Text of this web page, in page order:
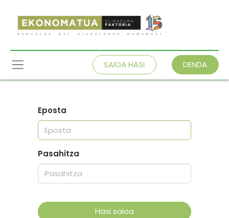
SAIOA HASI DENDA
Eposta
Pasahitza
Hasi saioa